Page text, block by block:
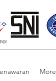
More